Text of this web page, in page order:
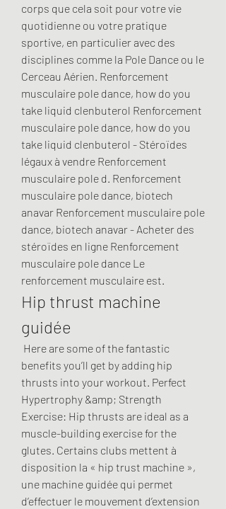
corps que cela soit pour votre vie
quotidienne ou votre pratique
sportive, en particulier avec des
disciplines comme la Pole Dance ou le
Cerceau Aérien. Renforcement
musculaire pole dance, how do you
take liquid clenbuterol Renforcement
musculaire pole dance, how do you
take liquid clenbuterol - Stéroïdes
légaux à vendre Renforcement
musculaire pole d. Renforcement
musculaire pole dance, biotech
anavar Renforcement musculaire pole
dance, biotech anavar - Acheter des
stéroïdes en ligne Renforcement
musculaire pole dance Le
renforcement musculaire est.
Hip thrust machine
guidée
benefits you’ll get by adding hip
thrusts into your workout. Perfect
Hypertrophy &amp; Strength
Exercise: Hip thrusts are ideal as a
muscle-building exercise for the
glutes. Certains clubs mettent à
disposition la « hip trust machine »,
une machine guidée qui permet
d’effectuer le mouvement d’extension